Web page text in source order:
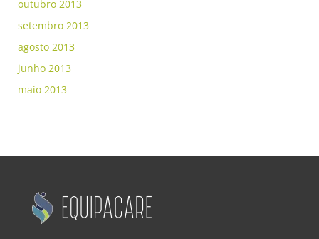
outubro 2013
setembro 2013
agosto 2013
junho 2013
maio 2013